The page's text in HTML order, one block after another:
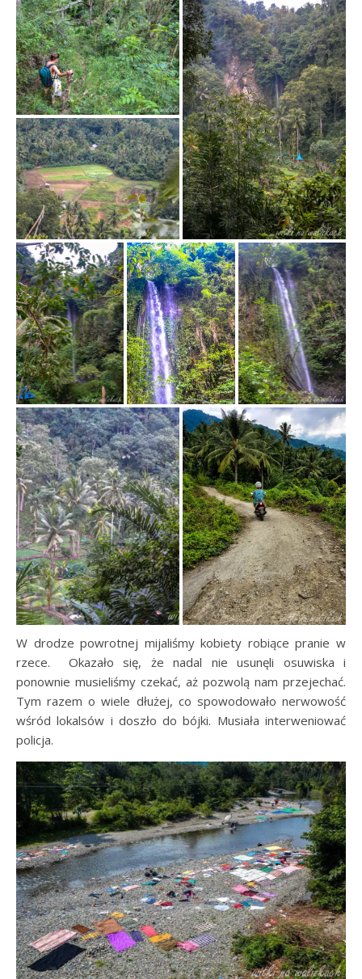
W drodze powrotnej mijaliśmy kobiety robiące pranie w
rzece. Okazało się, że nadal nie usunęli osuwiska i
ponownie musieliśmy czekać, aż pozwolą nam przejechać.
Tym razem o wiele dłużej, co spowodowało nerwowość
wśród lokalsów i doszło do bójki. Musiała interweniować
policja.